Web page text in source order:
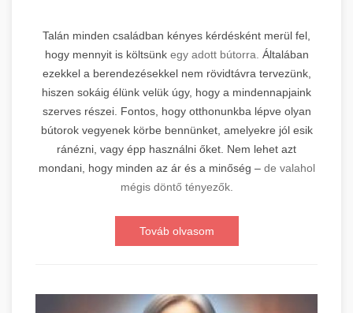
Talán minden családban kényes kérdésként merül fel,
hogy mennyit is költsünkegy adott bútorra. Általában
ezekkel a berendezésekkel nem rövidtávra tervezünk,
hiszen sokáig élünk velük úgy, hogy a mindennapjaink
szerves részei. Fontos, hogy otthonunkba lépve olyan
bútorok vegyenek körbe bennünket, amelyekre jól esik
ránézni, vagy épp használni őket. Nem lehet azt
mondani, hogy minden az ár és a minőség – de valahol
mégis döntő tényezők.
Továb olvasom